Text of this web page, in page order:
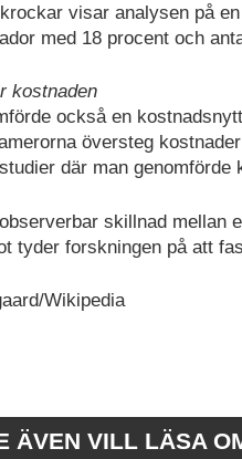
visar analysen på
med 18 procent och
kostnaden
också en
översteg
där man genomförde
skillnad mellan
tyder forskningen på att
Wikipedia
ÄVEN VILL LÄSA